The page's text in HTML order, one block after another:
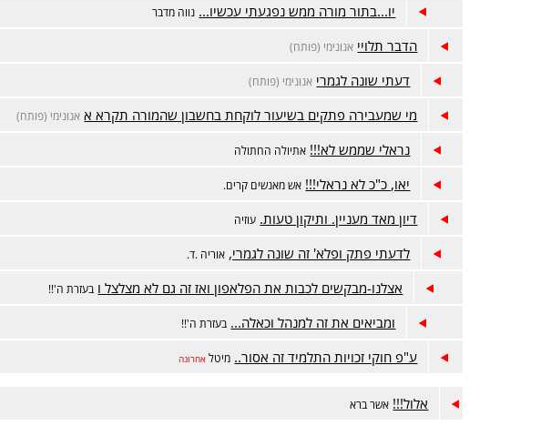
יו...בתור מורה ממש נפגעתי עכשיו... נווה מדבר
הדבר תלויי אנונימי (פותח)
דעתי שונה לגמרי אנונימי (פותח)
מי שמעבירה פתקים בשיעור לוקחת בחשבון שהמורה תקרא א אנונימי (פותח)
נראלי שממש לא!!! אתיולה החתולה
יאו, כ"כ לא נראלי!!! אש מאנשים קרים.
דיון מאד מעניין. ותיקון טעות. עוזיה
לדעתי פתק ופלא' זה שונה לגמרי, אוריה .ד.
אצלנו-מבקשים לכבות את הפלאפון ואז זה גם לא מצלצל ו בעזרת ה'!!
ומביאים את זה למנהל וכאלה... בעזרת ה'!!
ע"פ חוקי זכויות התלמיד זה אסור.. מיטל אחרונה
אלול!!! אשר ברא